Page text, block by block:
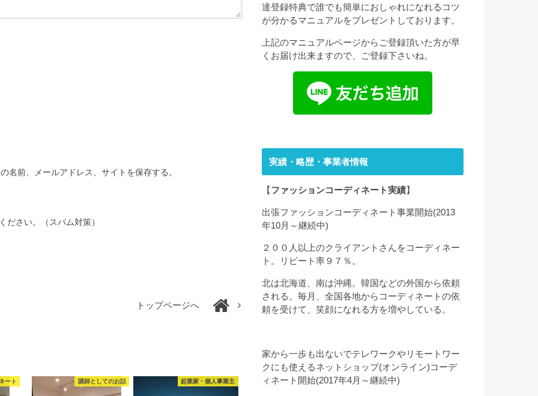
名前、メールアドレス、サイトを保存する。
ださい。（スパム対策）
トップページへ
ート 講師としてのお話 起業家・個人事業主
達登録特典で誰でも簡単におしゃれになれるコツ
が分かるマニュアルをプレゼントしております。
上記のマニュアルページからご登録頂いた方が早
くお届け出来ますので、ご登録下さいね。
実績・略歴・事業者情報
【 ファッションコーディネート実績】
出張ファッションコーディネート事業開始(2013
年10月～継続中)
２００人以上のクライアントさんをコーディネー
ト。リピート率９７％。
北は北海道、南は沖縄。韓国などの外国から依頼
される。毎月、全国各地からコーディネートの依
頼を受けて、笑顔になれる方を増やしている。
家から一歩も出ないでテレワークやリモートワー
クにも使えるネットショップ(オンライン)コーデ
ィネート開始(2017年4月～継続中)